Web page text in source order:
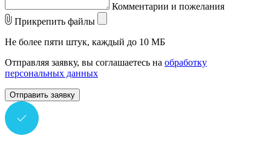
Комментарии и пожелания
Прикрепить файлы
Не более пяти штук, каждый до 10 МБ
Отправляя заявку, вы соглашаетесь на обработку
персональных данных
Отправить заявку